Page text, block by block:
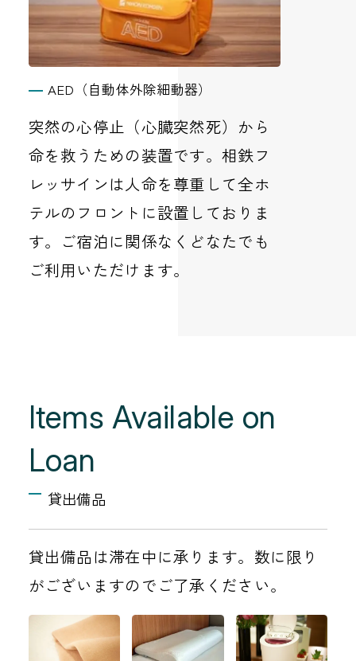
AED（自動体外除細動器）
突然の心停止（心臓突然死）から
命を救うための装置です。相鉄フ
レッサインは人命を尊重して全ホ
テルのフロントに設置しておりま
す。ご宿泊に関係なくどなたでも
ご利用いただけます。
Items Available on
Loan
貸出備品
貸出備品は滞在中に承ります。数に限り
がございますのでご了承ください。